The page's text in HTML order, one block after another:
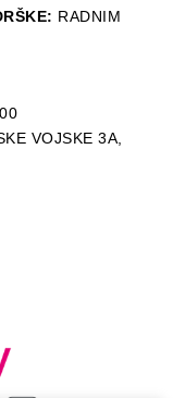
RADNIM
VOJSKE 3A,